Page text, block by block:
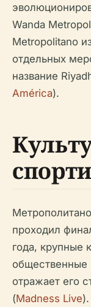
Wanda
Metropolitano
отдельных
название
América).
проходил
года, крупные
общественные
отражает его
(Madness Live).